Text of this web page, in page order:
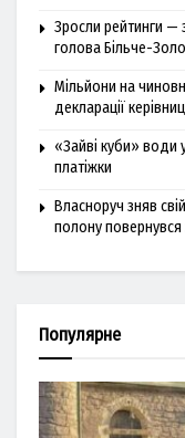
Зросли рейтинги —
голова Більче-
Мільйони на
декларації
«Зайві куби» води
платіжки
Власноруч зняв
полону повернувся
Популярне